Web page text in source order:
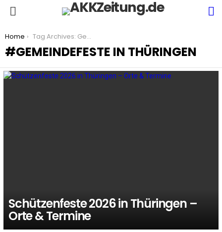
You are here:
Home Tag Archives: Gemeindefeste in Thüringen
GEMEINDEFESTE IN THÜRINGEN
Schützenfeste 2026 in Thüringen –
Orte & Termine